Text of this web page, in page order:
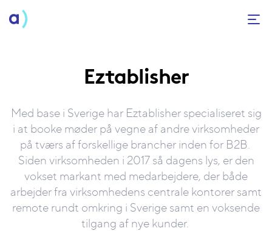
Eztablisher
Med base i Sverige har Eztablisher specialiseret sig
i at booke møder på vegne af andre virksomheder
på tværs af forskellige brancher inden for B2B.
Siden virksomheden i 2017 så dagens lys, er den
vokset markant med medarbejdere, der både
arbejder fra virksomhedens centrale kontorer samt
remote rundt omkring i Sverige samt en voksende
tilgang af nye kunder.